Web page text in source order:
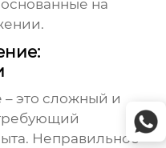
на
это сложный и
Неправильное